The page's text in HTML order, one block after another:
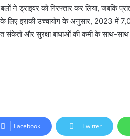
बलों ने ड्राइवर को गिरफ्तार कर लिया, जबकि
के लिए इराकी उच्चायोग के अनुसार, 2023 में
संकेतों और सुरक्षा बाधाओं की कमी के साथ-साथ
Facebook Twitter